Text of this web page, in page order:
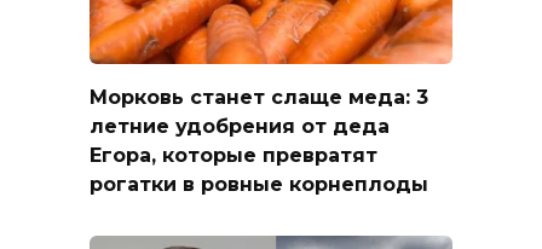
Морковь станет слаще меда: 3
летние удобрения от деда
Егора, которые превратят
рогатки в ровные корнеплоды